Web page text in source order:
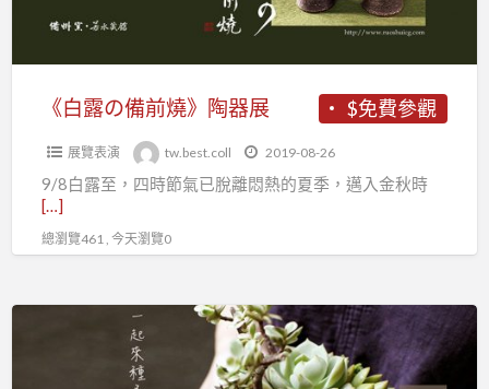
展
$免費參觀
《白露の備前燒》陶器展
展覽表演 tw.best.coll 2019-08-26
9/8白露至，四時節氣已脫離悶熱的夏季，邁入金秋時
[…]
總瀏覽461 , 今天瀏覽0